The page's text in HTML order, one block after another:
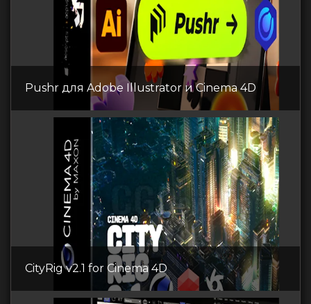
Pushr для Adobe Illustrator и Cinema 4D
CityRig v2.1 for Cinema 4D